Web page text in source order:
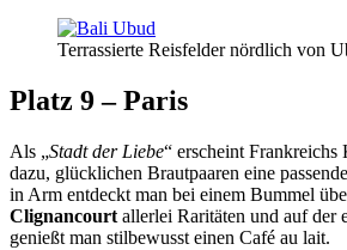
Terrassierte Reisfelder nördlich von
Platz 9 – Paris
Als „Stadt der Liebe“ erscheint Frankreichs
dazu, glücklichen Brautpaaren eine
in Arm entdeckt man bei einem Bummel
Clignancourt allerlei Raritäten und auf der
genießt man stilbewusst einen Café au lait.